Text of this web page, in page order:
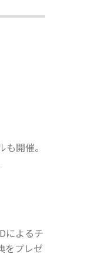
開催。
によるチ
をプレゼ